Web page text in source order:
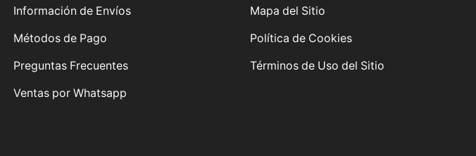
Información de Envíos
Métodos de Pago
Preguntas Frecuentes
Ventas por Whatsapp
Mapa del Sitio
Política de Cookies
Términos de Uso del Sitio